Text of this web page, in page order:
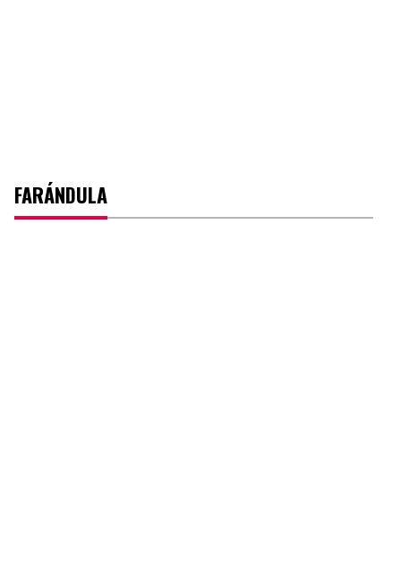
FARÁNDULA